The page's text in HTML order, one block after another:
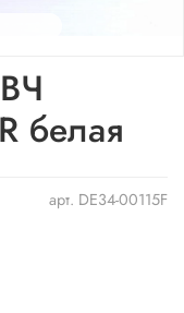
арт. DE34-00115F
белая